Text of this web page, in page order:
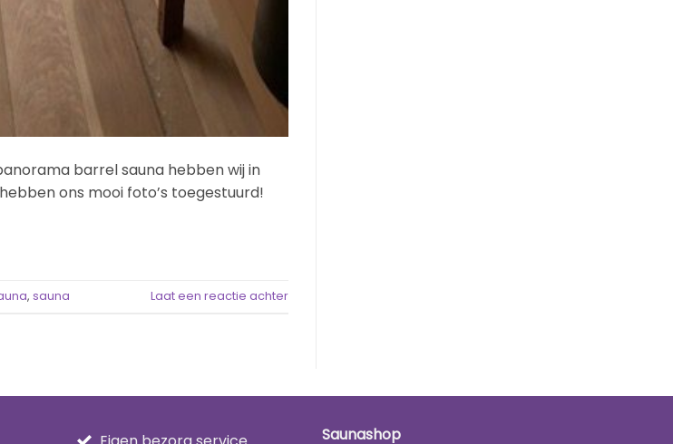
barrel sauna hebben wij in
ons mooi foto’s toegestuurd!
, sauna Laat een reactie achter
Saunashop